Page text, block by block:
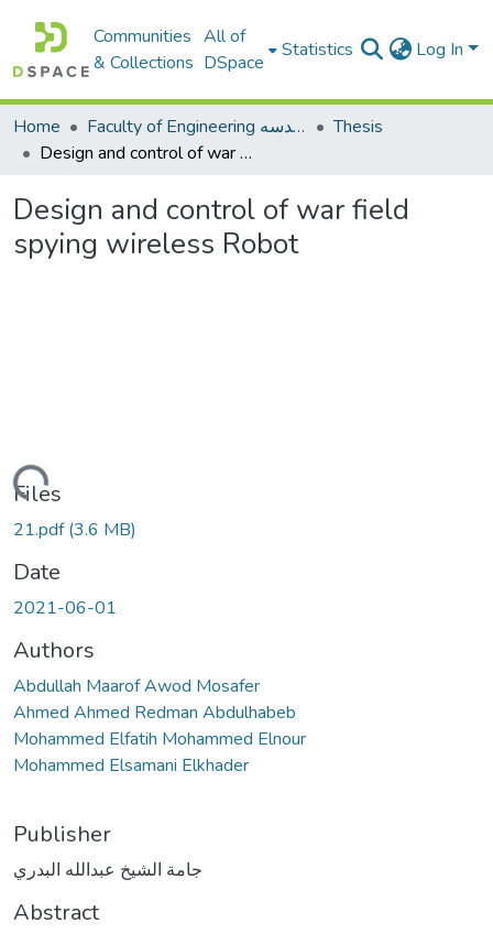
Communities
& Collections
All of
DSpace
Statistics Log In
Home Faculty of Engineering كلية الهندسه
Thesis
Design and control of war field spying wireless Robot
Design and control of war field
spying wireless Robot
Files
21.pdf(3.6 MB)
Date
2021-06-01
Authors
Abdullah Maarof Awod Mosafer
Ahmed Ahmed Redman Abdulhabeb
Mohammed Elfatih Mohammed Elnour
Mohammed Elsamani Elkhader
Publisher
جامة الشيخ عبدالله البدري
Abstract